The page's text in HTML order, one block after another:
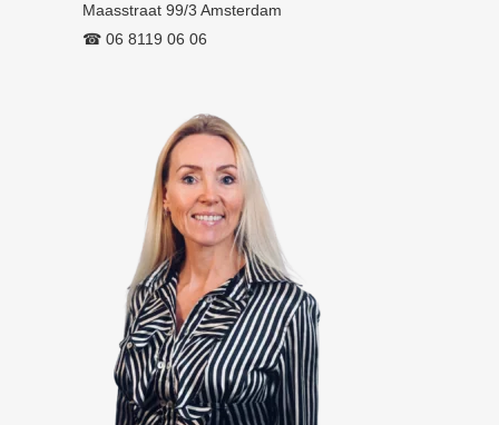
Maasstraat 99/3 Amsterdam
☎︎ 06 8119 06 06